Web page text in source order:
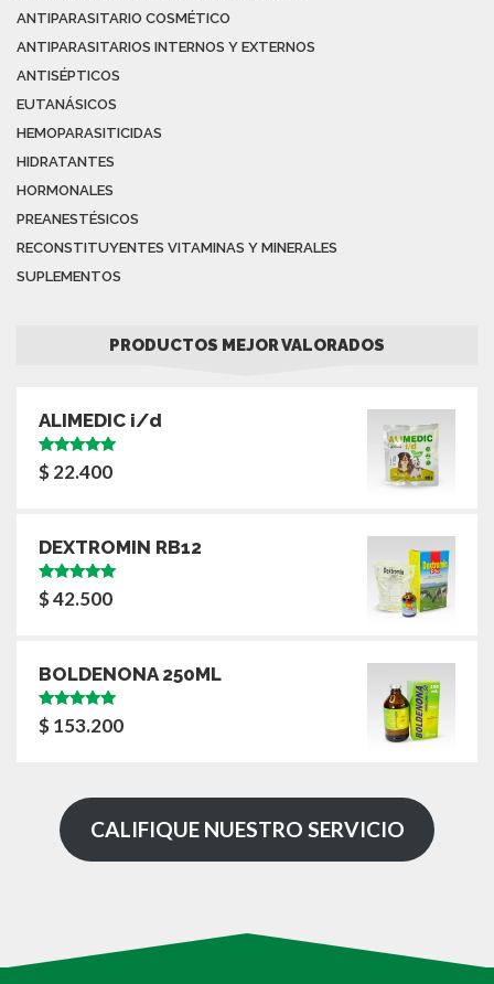
ANTIPARASITARIO COSMÉTICO
ANTIPARASITARIOS INTERNOS Y EXTERNOS
ANTISÉPTICOS
EUTANÁSICOS
HEMOPARASITICIDAS
HIDRATANTES
HORMONALES
PREANESTÉSICOS
RECONSTITUYENTES VITAMINAS Y MINERALES
SUPLEMENTOS
PRODUCTOS MEJOR VALORADOS
ALIMEDIC i/d
Valorado
con5.00de
$22.400
DEXTROMIN RB12
Valorado
con5.00de
$42.500
BOLDENONA 250ML
Valorado
con5.00de
$153.200
CALIFIQUE NUESTRO SERVICIO